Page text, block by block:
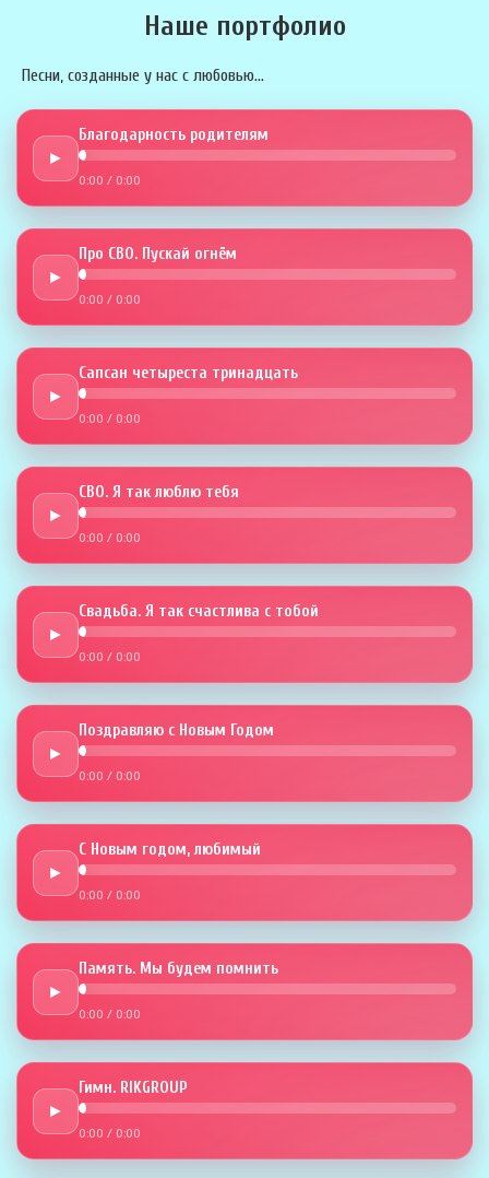
Наше портфолио
Песни, созданные у нас с любовью...
►
Благодарность родителям
0:00 / 0:00
►
Про СВО. Пускай огнём
0:00 / 0:00
►
Сапсан четыреста тринадцать
0:00 / 0:00
►
СВО. Я так люблю тебя
0:00 / 0:00
►
Свадьба. Я так счастлива с тобой
0:00 / 0:00
►
Поздравляю с Новым Годом
0:00 / 0:00
►
С Новым годом, любимый
0:00 / 0:00
►
Память. Мы будем помнить
0:00 / 0:00
►
Гимн. RIKGROUP
0:00 / 0:00